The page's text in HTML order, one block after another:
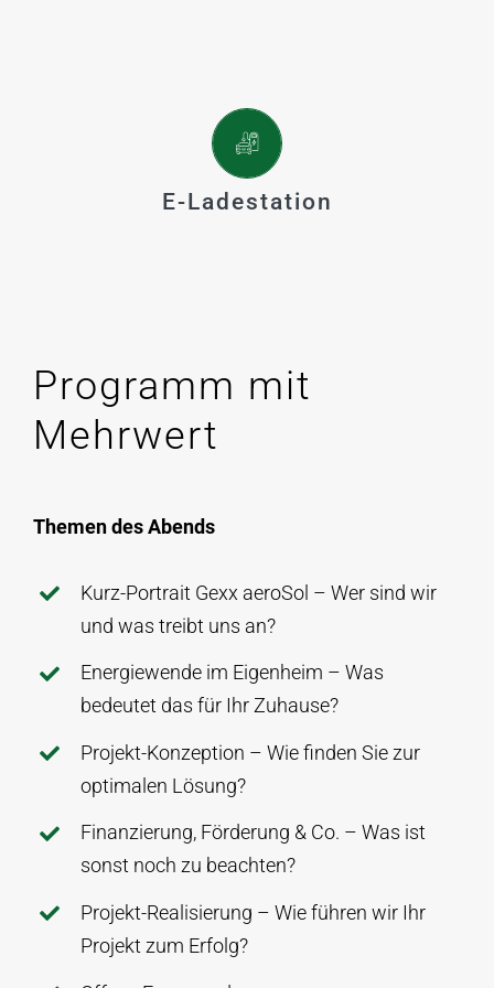
E-Ladestation
Elektro-Fahrzeug besonders kosteneffizient
mit dem selbst produzierten Solarstrom
versorgt.
Programm mit
Mehrwert
Themen des Abends
Kurz-Portrait Gexx aeroSol – Wer sind wir
und was treibt uns an?
Energiewende im Eigenheim – Was
bedeutet das für Ihr Zuhause?
Projekt-Konzeption – Wie finden Sie zur
optimalen Lösung?
Finanzierung, Förderung & Co. – Was ist
sonst noch zu beachten?
Projekt-Realisierung – Wie führen wir Ihr
Projekt zum Erfolg?